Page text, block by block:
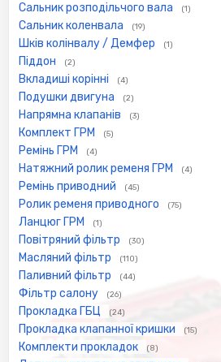
Сальник розподільчого вала (1)
Сальник коленвала (19)
Шків колінвалу / Демфер (1)
Піддон (2)
Вкладиші корінні (4)
Подушки двигуна (2)
Напрямна клапанів (3)
Комплект ГРМ (5)
Ремінь ГРМ (4)
Натяжний ролик ременя ГРМ (4)
Ремінь приводний (45)
Ролик ременя приводного (75)
Ланцюг ГРМ (1)
Повітряний фільтр (30)
Масляний фільтр (110)
Паливний фільтр (44)
Фільтр салону (26)
Прокладка ГБЦ (24)
Прокладка клапанної кришки (15)
Комплекти прокладок (8)